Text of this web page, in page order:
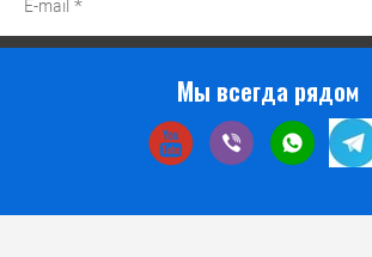
Мы всегда рядом